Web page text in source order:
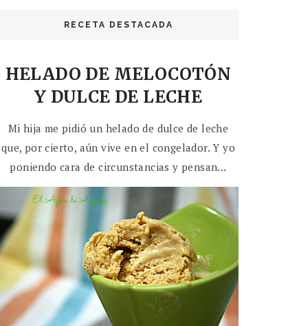
RECETA DESTACADA
HELADO DE MELOCOTÓN
Y DULCE DE LECHE
Mi hija me pidió un helado de dulce de leche
que, por cierto, aún vive en el congelador. Y yo
poniendo cara de circunstancias y pensan...